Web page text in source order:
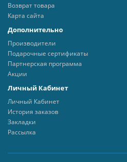
Возврат товара
Карта сайта
Дополнительно
Производители
Подарочные сертификаты
Партнерская программа
Акции
Личный Кабинет
Личный Кабинет
История заказов
Закладки
Рассылка